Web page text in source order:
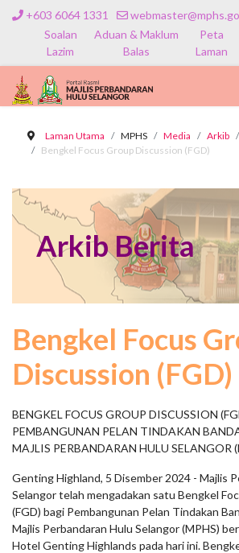
+603 6064 1331
Soalan
Lazim
Aduan & Maklum
Balas
Peta
Laman
Laman Utama MPHS Media Arkib
Bengkel Focus Group Discussion (FGD)
Arkib Berita
Bengkel Focus
Discussion (FGD)
BENGKEL FOCUS GROUP DISCUSSION
PEMBANGUNAN PELAN TINDAKAN
MAJLIS PERBANDARAN HULU SELANGOR
Genting Highland, 5 Disember 2024 - Majlis
Selangor telah mengadakan satu Bengkel
(FGD) bagi Pembangunan Pelan Tindakan
Majlis Perbandaran Hulu Selangor (MPHS)
Hotel Genting Highlands pada hari ini.